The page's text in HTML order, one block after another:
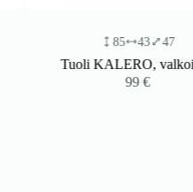
43 47
Tuoli KALERO, valkoinen
€